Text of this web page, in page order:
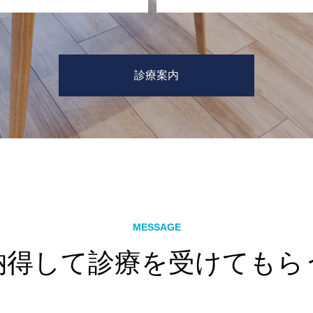
診療案内
MESSAGE
得して診療を受けてもら